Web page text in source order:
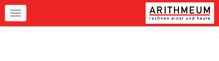
Navigation